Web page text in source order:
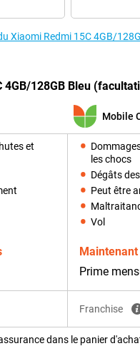
Xiaomi Redmi 15C 4GB/
4GB/128GB Bleu
et
Mobile
les chocs
Dégâts
Peut être
Vol
Prime
Franchise
dans le panier